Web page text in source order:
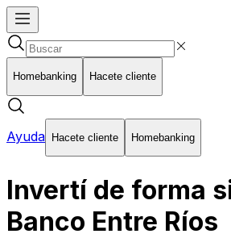
Homebanking Hacete cliente
Ayuda Hacete cliente Homebanking
Invertí de forma
Banco Entre Ríos